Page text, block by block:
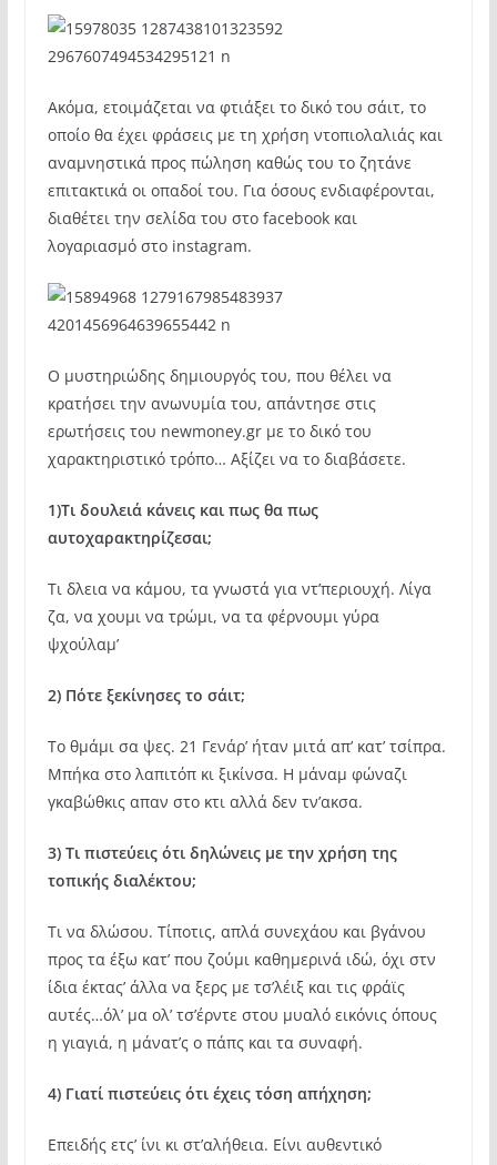
Ακόμα, ετοιμάζεται να φτιάξει το δικό του σάιτ, το
οποίο θα έχει φράσεις με τη χρήση ντοπιολαλιάς και
αναμνηστικά προς πώληση καθώς του το ζητάνε
επιτακτικά οι οπαδοί του. Για όσους ενδιαφέρονται,
διαθέτει την σελίδα του στο facebook και
λογαριασμό στο instagram.
Ο μυστηριώδης δημιουργός του, που θέλει να
κρατήσει την ανωνυμία του, απάντησε στις
ερωτήσεις του newmoney.gr με το δικό του
χαρακτηριστικό τρόπο… Αξίζει να το διαβάσετε.
1)Τι δουλειά κάνεις και πως θα πως
αυτοχαρακτηρίζεσαι;
Τι δλεια να κάμου, τα γνωστά για ντ’περιουχή. Λίγα
ζα, να χουμι να τρώμι, να τα φέρνουμι γύρα
ψχούλαμ’
2) Πότε ξεκίνησες το σάιτ;
To θμάμι σα ψες. 21 Γενάρ’ ήταν μιτά απ’ κατ’ τσίπρα.
Μπήκα στο λαπιτόπ κι ξικίνσα. Η μάναμ φώναζι
γκαβώθκις απαν στο κτι αλλά δεν τν’ακσα.
3) Τι πιστεύεις ότι δηλώνεις με την χρήση της
τοπικής διαλέκτου;
Τι να δλώσου. Τίποτις, απλά συνεχάου και βγάνου
προς τα έξω κατ’ που ζούμι καθημερινά ιδώ, όχι στν
ίδια έκτας’ άλλα να ξερς με τσ’λέιξ και τις φράϊς
αυτές…όλ’ μα ολ’ τσ’έρντε στου μυαλό εικόνις όπους
η γιαγιά, η μάνατ’ς ο πάπς και τα συναφή.
4) Γιατί πιστεύεις ότι έχεις τόση απήχηση;
Επειδής ετς’ ίνι κι στ’αλήθεια. Είνι αυθεντικό